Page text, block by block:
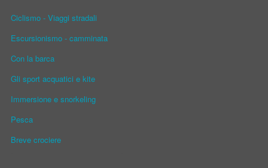
Ciclismo - Viaggi stradali
Escursionismo - camminata
Con la barca
Gli sport acquatici e kite
Immersione e snorkeling
Pesca
Breve crociere